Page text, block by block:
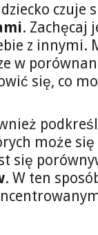
czuje
. Zachęcaj
z innymi.
w
się, co
może
się
. W ten